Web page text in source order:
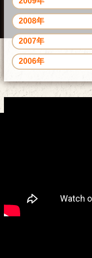
2008年
2007年
2006年